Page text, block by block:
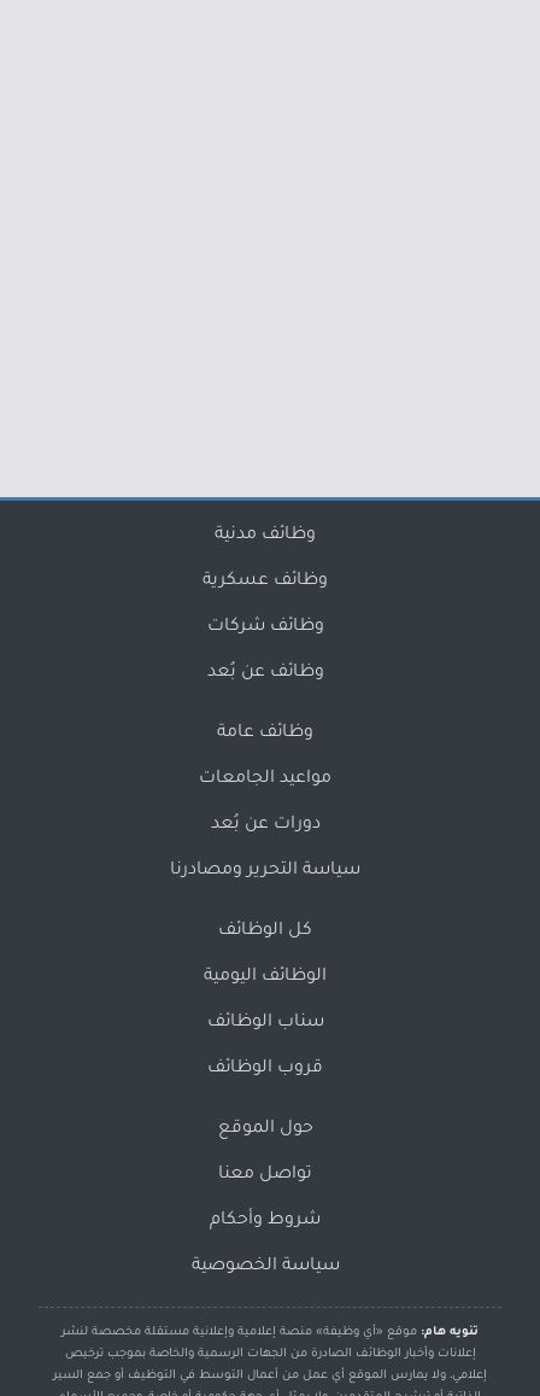
وظائف مدنية
وظائف عسكرية
وظائف شركات
وظائف عن بُعد
وظائف عامة
مواعيد الجامعات
دورات عن بُعد
سياسة التحرير ومصادرنا
كل الوظائف
الوظائف اليومية
سناب الوظائف
قروب الوظائف
حول الموقع
تواصل معنا
شروط وأحكام
سياسة الخصوصية
تنويه هام: موقع «أي وظيفة» منصة إعلامية وإعلانية مستقلة مخصصة لنشر
إعلانات وأخبار الوظائف الصادرة من الجهات الرسمية والخاصة بموجب ترخيص
إعلامي، ولا يمارس الموقع أي عمل من أعمال التوسط في التوظيف أو جمع السير